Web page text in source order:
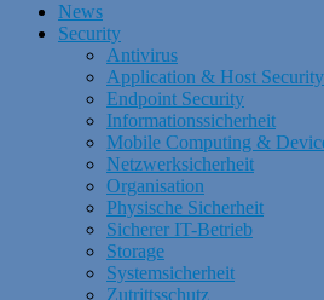
News
Security
Antivirus
Application & Host Security
Endpoint Security
Informationssicherheit
Mobile Computing &
Netzwerksicherheit
Organisation
Physische Sicherheit
Sicherer IT-Betrieb
Storage
Systemsicherheit
Zutrittsschutz